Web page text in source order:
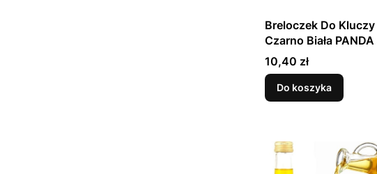
Breloczek Do Kluczy
Czarno Biała PANDA
Bambusem Różne
Rodzaje EMRO
Cena
10,40 zł
Do koszyka